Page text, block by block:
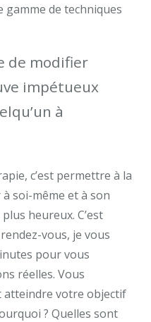
gamme de techniques
de modifier
impétueux
à
c’est permettre à la
soi-même et à son
heureux. C’est
vous, je vous
pour vous
réelles. Vous
atteindre votre objectif
? Quelles sont